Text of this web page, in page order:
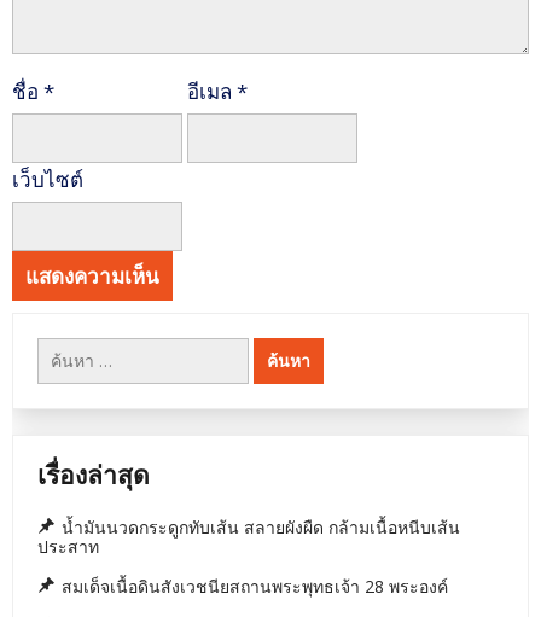
ชื่อ * อีเมล *
เว็บไซต์
ค้นหา
สำหรับ:
เรื่องล่าสุด
น้ำมันนวดกระดูกทับเส้น สลายผังผืด กล้ามเนื้อหนีบเส้น
ประสาท
สมเด็จเนื้อดินสังเวชนียสถานพระพุทธเจ้า 28 พระองค์